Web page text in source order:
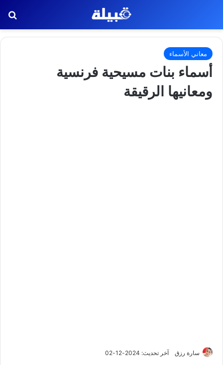
معاني الأسماء
أسماء بنات مسيحية فرنسية
ومعانيها الرقيقة
سارة رزق آخر تحديث: 2024-12-02